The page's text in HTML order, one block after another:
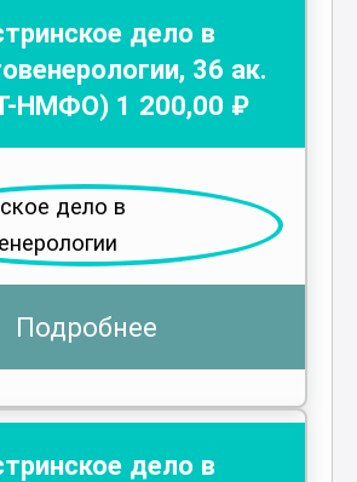
дело в
, 36 ак.
НМФО) 1 200,00 ₽
Подробнее
дело в